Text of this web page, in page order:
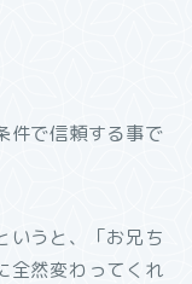
件で信頼する事で
いうと、「お兄ち
全然変わってくれ